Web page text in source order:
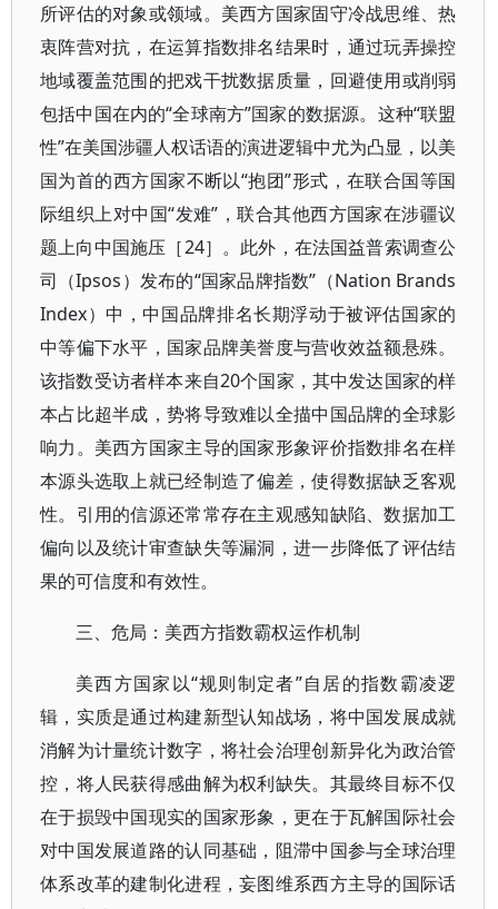
所评估的对象或领域。美西方国家固守冷战思维、热
衷阵营对抗，在运算指数排名结果时，通过玩弄操控
地域覆盖范围的把戏干扰数据质量，回避使用或削弱
包括中国在内的“全球南方”国家的数据源。这种“联盟
性”在美国涉疆人权话语的演进逻辑中尤为凸显，以美
国为首的西方国家不断以“抱团”形式，在联合国等国
际组织上对中国“发难”，联合其他西方国家在涉疆议
题上向中国施压［24］。此外，在法国益普索调查公
司（Ipsos）发布的“国家品牌指数”（Nation Brands
Index）中，中国品牌排名长期浮动于被评估国家的
中等偏下水平，国家品牌美誉度与营收效益额悬殊。
该指数受访者样本来自20个国家，其中发达国家的样
本占比超半成，势将导致难以全描中国品牌的全球影
响力。美西方国家主导的国家形象评价指数排名在样
本源头选取上就已经制造了偏差，使得数据缺乏客观
性。引用的信源还常常存在主观感知缺陷、数据加工
偏向以及统计审查缺失等漏洞，进一步降低了评估结
果的可信度和有效性。
三、危局：美西方指数霸权运作机制
美西方国家以“规则制定者”自居的指数霸凌逻
辑，实质是通过构建新型认知战场，将中国发展成就
消解为计量统计数字，将社会治理创新异化为政治管
控，将人民获得感曲解为权利缺失。其最终目标不仅
在于损毁中国现实的国家形象，更在于瓦解国际社会
对中国发展道路的认同基础，阻滞中国参与全球治理
体系改革的建制化进程，妄图维系西方主导的国际话